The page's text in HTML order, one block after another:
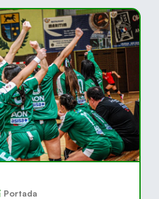
Portada